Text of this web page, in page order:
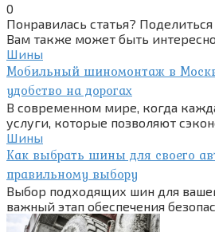
0
Понравилась статья?
Вам также может быть интересно
Шины
Мобильный шиномонтаж в
удобство на дорогах
В современном мире, когда
услуги, которые позволяют
Шины
Как выбрать шины для своего
правильному выбору
Выбор подходящих шин для
важный этап обеспечения